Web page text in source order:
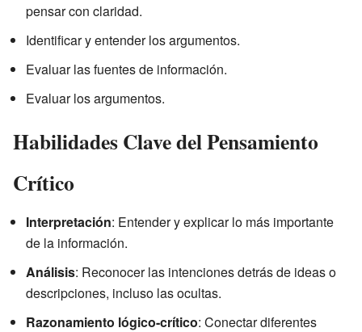
pensar con claridad.
Identificar y entender los argumentos.
Evaluar las fuentes de información.
Evaluar los argumentos.
Habilidades Clave del Pensamiento
Crítico
Interpretación: Entender y explicar lo más importante
de la información.
Análisis: Reconocer las intenciones detrás de ideas o
descripciones, incluso las ocultas.
Razonamiento lógico-crítico: Conectar diferentes